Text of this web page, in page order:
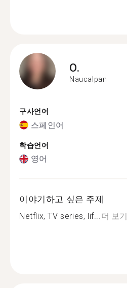
O.
Naucalpan
구사언어
스페인어
학습언어
영어
이야기하고 싶은 주제
Netflix, TV series, lif...더 보기